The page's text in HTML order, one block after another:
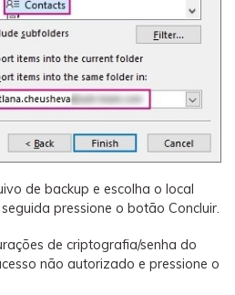
de backup e escolha o local
pressione o botão Concluir.
de criptografia/senha do
não autorizado e pressione o